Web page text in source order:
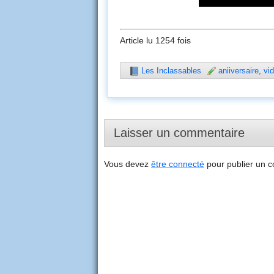
Article lu 1254 fois
Les Inclassables aniiversaire,
Laisser un commentaire
Vous devez être connecté pour publier un